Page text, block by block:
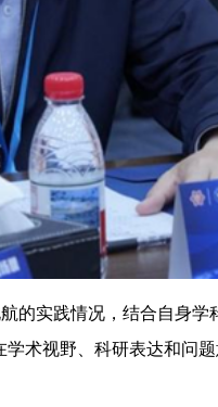
的实践情况，结合自身
术视野、科研表达和问题